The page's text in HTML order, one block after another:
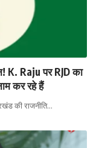
K. Raju पर RJD का
कर रहे हैं
की राजनीति…